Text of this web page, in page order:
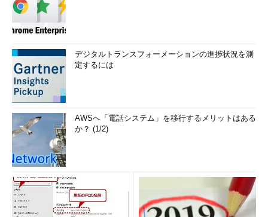
デジタルトランスフォーメーションの進捗状況を測
定するには
AWSへ「電話システム」を移行するメリットはある
か？ (1/2)